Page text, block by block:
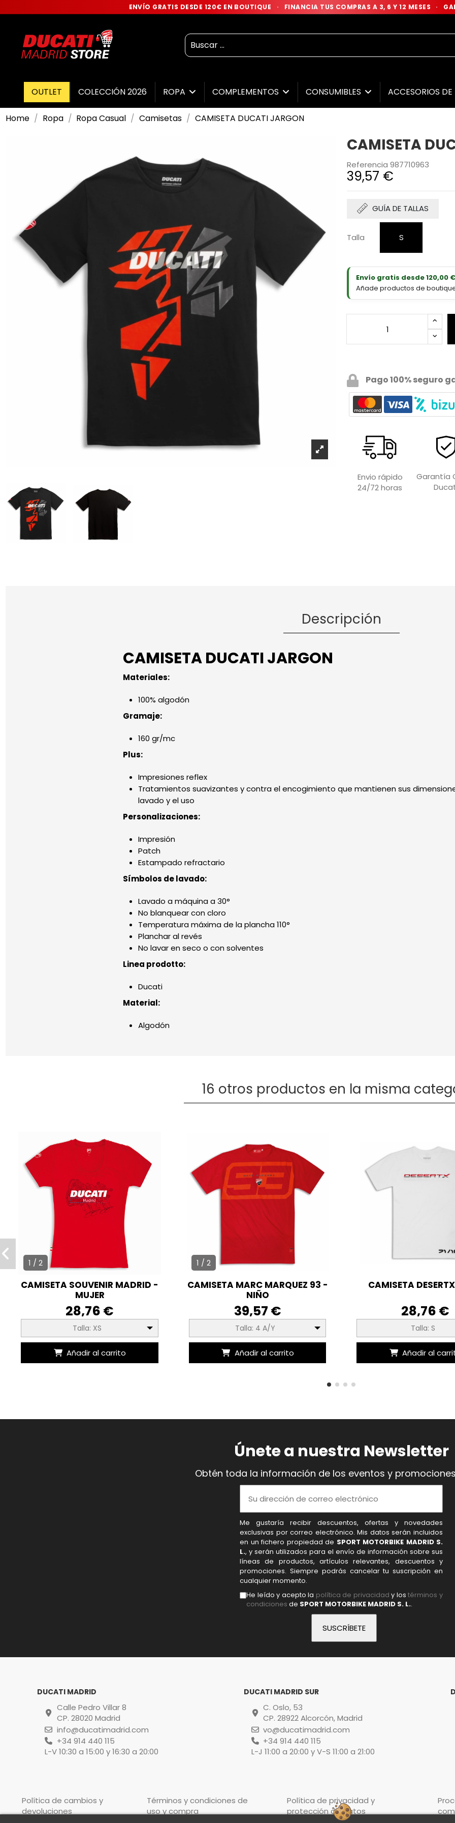
ENVÍO GRATIS DESDE 120€ EN BOUTIQUE · FINANCIA TUS COMPRAS A 3, 6 Y 12 MESES ·
OUTLET COLECCIÓN 2026 ROPA COMPLEMENTOS CONSUMIBLES ACCESORIOS
Home Ropa Ropa Casual Camisetas CAMISETA DUCATI JARGON
CAMISETA
Referencia 987710963
39,57 €
GUÍA DE TALLAS
Talla S
Envío gratis desde 120,00
Añade productos de
Pago 100% seguro
Envio rápido
24/72 horas
Garantía
Descripción
CAMISETA DUCATI JARGON
Materiales:
100% algodón
Gramaje:
160 gr/mc
Plus:
Impresiones reflex
Tratamientos suavizantes y contra el encogimiento que mantienen sus
lavado y el uso
Personalizaciones:
Impresión
Patch
Estampado refractario
Símbolos de lavado:
Lavado a máquina a 30°
No blanquear con cloro
Temperatura máxima de la plancha 110°
Planchar al revés
No lavar en seco o con solventes
Linea prodotto:
Ducati
Material:
Algodón
16 otros productos en la misma
1 / 2
CAMISETA SOUVENIR MADRID -
MUJER
28,76 €
Talla: XS
Añadir al carrito
1 / 2
CAMISETA MARC MARQUEZ 93 -
NIÑO
39,57 €
Talla: 4 A/Y
Añadir al carrito
CAMISETA
28,76 €
Talla: S
Añadir al
Únete a nuestra Newsletter
Obtén toda la información de los eventos y
Me gustaría recibir descuentos, ofertas y novedades
exclusivas por correo electrónico. Mis datos serán incluidos
en un fichero propiedad de SPORT MOTORBIKE MADRID S.
L., y serán utilizados para el envío de información sobre sus
líneas de productos, artículos relevantes, descuentos y
promociones. Siempre podrás cancelar tu suscripción en
cualquier momento.
He leído y acepto la política de privacidad y lostérminos y
condiciones de SPORT MOTORBIKE MADRID S. L..
DUCATI MADRID
Calle Pedro Villar 8
CP. 28020 Madrid
info@ducatimadrid.com
+34 914 440 115
L-V 10:30 a 15:00 y 16:30 a 20:00
DUCATI MADRID SUR
C. Oslo, 53
CP. 28922 Alcorcón, Madrid
vo@ducatimadrid.com
+34 914 440 115
L-J 11:00 a 20:00 y V-S 11:00 a 21:00
Política de cambios y
devoluciones
Términos y condiciones de
uso y compra
Política de privacidad y
protección de datos